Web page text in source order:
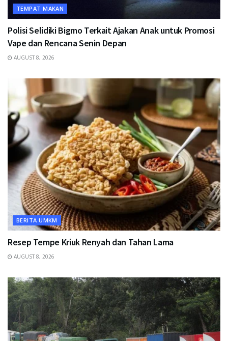
TEMPAT MAKAN
Polisi Selidiki Bigmo Terkait Ajakan Anak untuk Promosi
Vape dan Rencana Senin Depan
AUGUST 8, 2026
BERITA UMKM
Resep Tempe Kriuk Renyah dan Tahan Lama
AUGUST 8, 2026